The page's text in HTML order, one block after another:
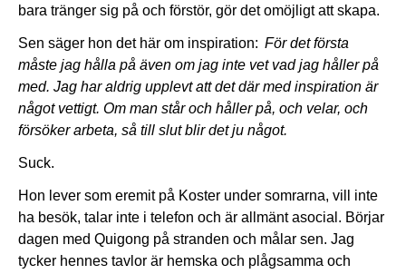
bara tränger sig på och förstör, gör det omöjligt att skapa.
Sen säger hon det här om inspiration: För det första
måste jag hålla på även om jag inte vet vad jag håller på
med. Jag har aldrig upplevt att det där med inspiration är
något vettigt. Om man står och håller på, och velar, och
försöker arbeta, så till slut blir det ju något.
Suck.
Hon lever som eremit på Koster under somrarna, vill inte
ha besök, talar inte i telefon och är allmänt asocial. Börjar
dagen med Quigong på stranden och målar sen. Jag
tycker hennes tavlor är hemska och plågsamma och